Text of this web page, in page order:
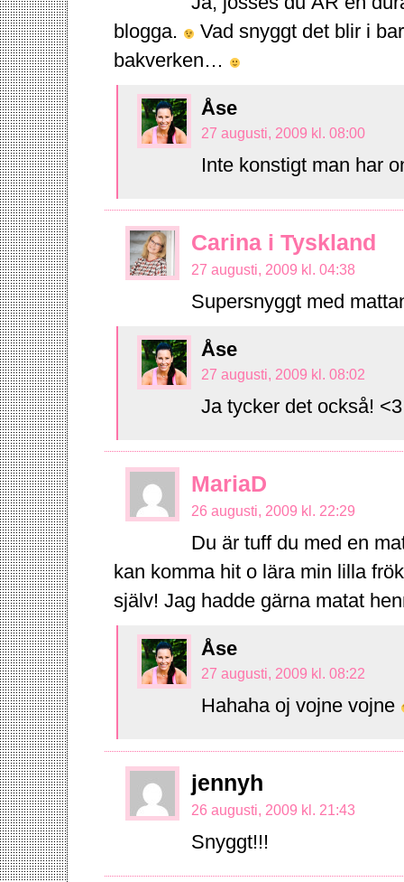
blogga.
Vad snyggt det blir i
bakverken…
Åse
27 augusti, 2009 kl. 08:00
Inte konstigt man har
Carina i Tyskland
27 augusti, 2009 kl. 04:38
Supersnyggt med
Åse
27 augusti, 2009 kl. 08:02
Ja tycker det också! <3
MariaD
26 augusti, 2009 kl. 22:29
Du är tuff du med en
kan komma hit o lära min lilla
själv! Jag hadde gärna matat
Åse
27 augusti, 2009 kl. 08:22
Hahaha oj vojne vojne
jennyh
26 augusti, 2009 kl. 21:43
Snyggt!!!